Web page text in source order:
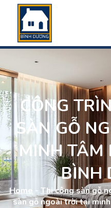
CÔNG
SÀN GỖ
MINH TÂM
BÌNH
Home - Thi công sàn gỗ
sàn gỗ ngoài trời tại